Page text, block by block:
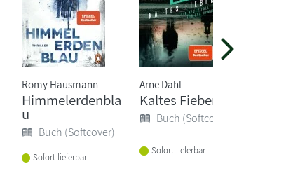
Romy Hausmann
Himmelerdenbla
u
Buch (Softcover)
Sofort lieferbar
Arne Dahl
Kaltes Fieber
Buch (Softcover)
Sofort lieferbar